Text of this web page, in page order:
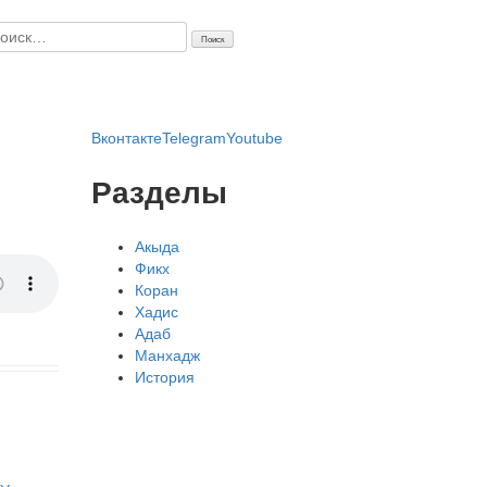
ВконтактеTelegramYoutube
Разделы
Акыда
Фикх
Коран
Хадис
Адаб
Манхадж
История